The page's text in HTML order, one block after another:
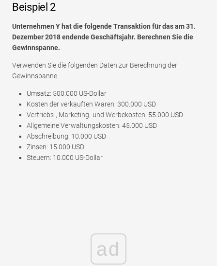
Beispiel 2
Unternehmen Y hat die folgende Transaktion für das am 31.
Dezember 2018 endende Geschäftsjahr. Berechnen Sie die
Gewinnspanne.
Verwenden Sie die folgenden Daten zur Berechnung der
Gewinnspanne.
Umsatz: 500.000 US-Dollar
Kosten der verkauften Waren: 300.000 USD
Vertriebs-, Marketing- und Werbekosten: 55.000 USD
Allgemeine Verwaltungskosten: 45.000 USD
Abschreibung: 10.000 USD
Zinsen: 15.000 USD
Steuern: 10.000 US-Dollar
ad